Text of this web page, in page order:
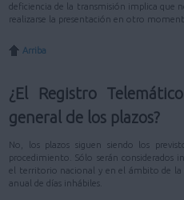
deficiencia de la transmisión implica que
realizarse la presentación en otro
Arriba
¿El Registro
general de los plazos?
No, los plazos siguen siendo los
procedimiento. Sólo serán considerados
el territorio nacional y en el ámbito de
anual de días inhábiles.